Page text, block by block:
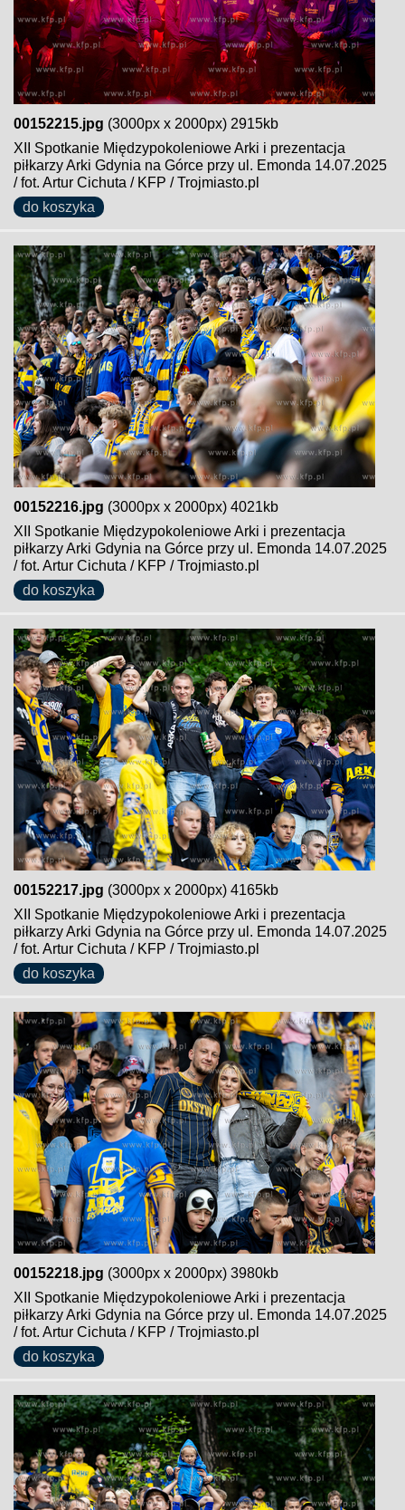
00152215.jpg (3000px x 2000px) 2915kb
XII Spotkanie Międzypokoleniowe Arki i prezentacja
piłkarzy Arki Gdynia na Górce przy ul. Emonda 14.07.2025
/ fot. Artur Cichuta / KFP / Trojmiasto.pl
do koszyka
00152216.jpg (3000px x 2000px) 4021kb
XII Spotkanie Międzypokoleniowe Arki i prezentacja
piłkarzy Arki Gdynia na Górce przy ul. Emonda 14.07.2025
/ fot. Artur Cichuta / KFP / Trojmiasto.pl
do koszyka
00152217.jpg (3000px x 2000px) 4165kb
XII Spotkanie Międzypokoleniowe Arki i prezentacja
piłkarzy Arki Gdynia na Górce przy ul. Emonda 14.07.2025
/ fot. Artur Cichuta / KFP / Trojmiasto.pl
do koszyka
00152218.jpg (3000px x 2000px) 3980kb
XII Spotkanie Międzypokoleniowe Arki i prezentacja
piłkarzy Arki Gdynia na Górce przy ul. Emonda 14.07.2025
/ fot. Artur Cichuta / KFP / Trojmiasto.pl
do koszyka